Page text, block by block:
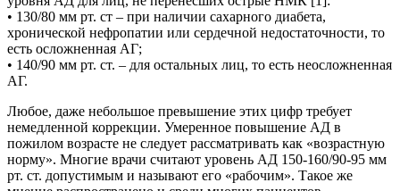
• 130/80 мм рт. ст – при наличии сахарного диабета,
хронической нефропатии или сердечной недостаточности, то
есть осложненная АГ;
• 140/90 мм рт. ст. – для остальных лиц, то есть неосложненная
АГ.
Любое, даже небольшое превышение этих цифр требует
немедленной коррекции. Умеренное повышение АД в
пожилом возрасте не следует рассматривать как «возрастную
норму». Многие врачи считают уровень АД 150-160/90-95 мм
рт. ст. допустимым и называют его «рабочим». Такое же